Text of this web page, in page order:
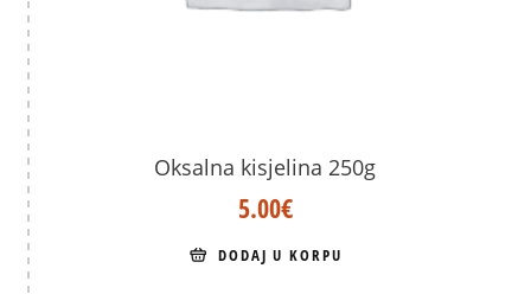
Oksalna kisjelina 250g
5.00€
DODAJ U KORPU